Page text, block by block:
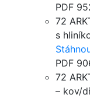
PDF
72
s
PDF
72
– kov/